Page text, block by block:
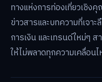
ทางแห่งการท่องเที่ยวเชิง
ข่าวสารและบทความที่เจา
การเงิน และเทรนด์ใหม่ๆ ส
ให้ไม่พลาดทุกความเคลื่อน